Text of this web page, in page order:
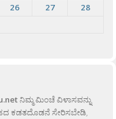
26 27
28
ನಿಮ್ಮ ಮಿಂಚೆ ವಿಳಾಸವನ್ನು
ಕಡತದೊಡನೆ ಸೇರಿಸಬೇಡಿ,